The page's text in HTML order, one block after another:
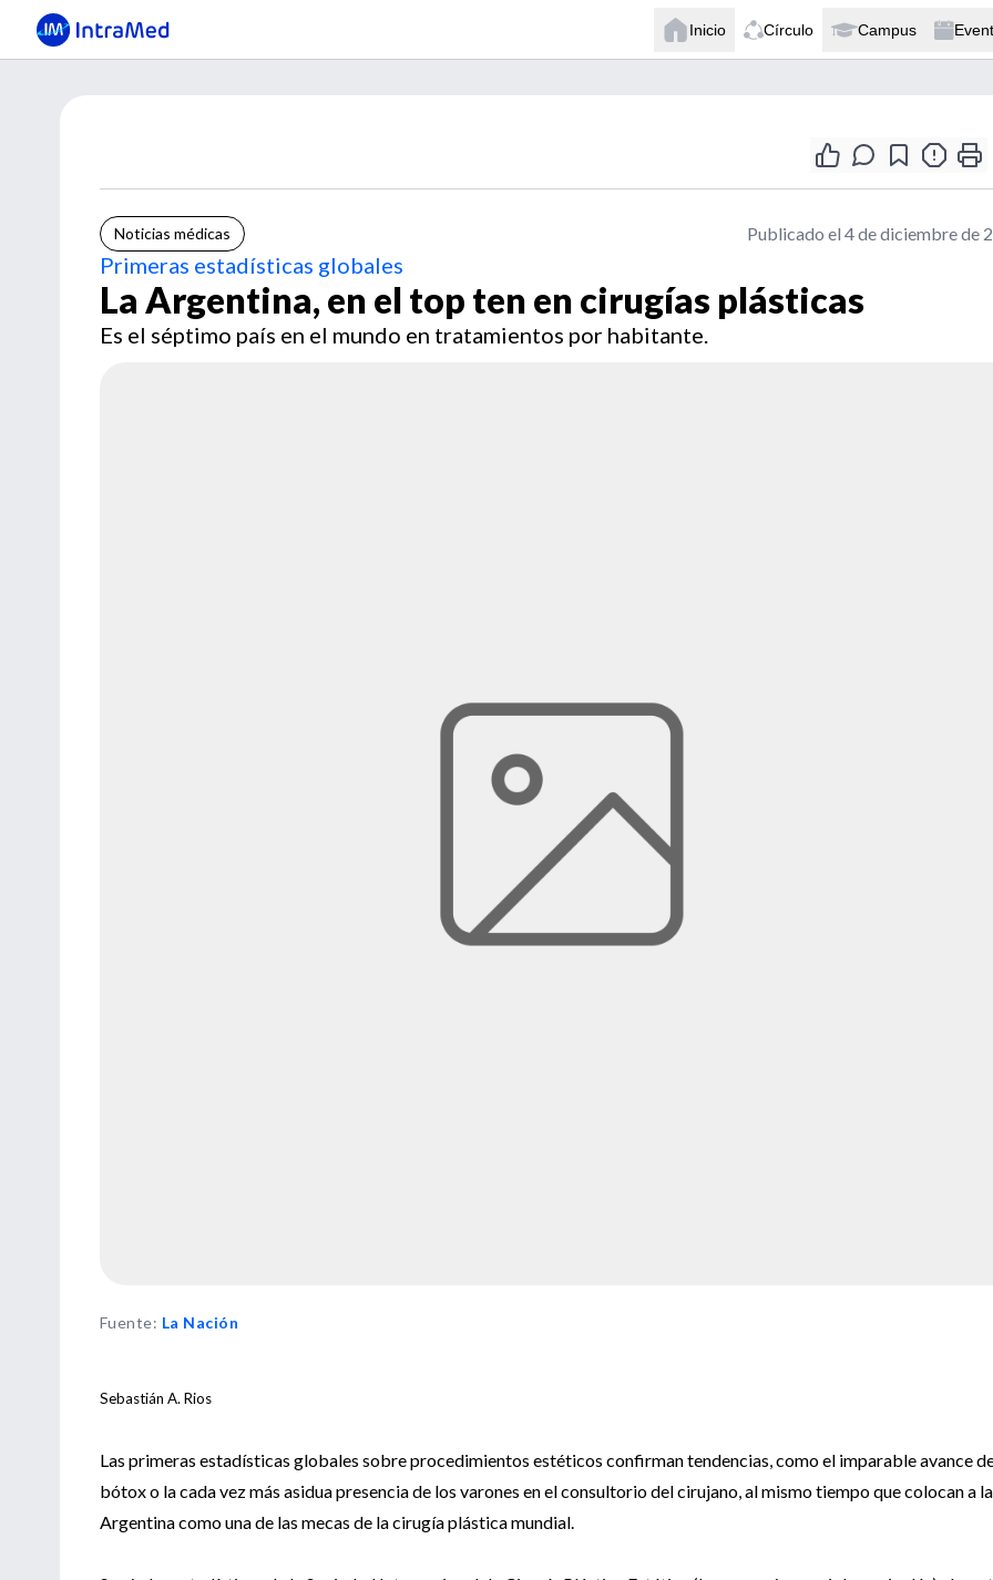
Inicio Círculo Campus
Noticias médicas Publicado el 4 de diciembre de
Primeras estadísticas globales
La Argentina, en el top ten en cirugías plásticas
Es el séptimo país en el mundo en tratamientos por habitante.
Fuente: La Nación
Sebastián A. Rios
Las primeras estadísticas globales sobre procedimientos estéticos confirman tendencias, como el imparable avance
bótox o la cada vez más asidua presencia de los varones en el consultorio del cirujano, al mismo tiempo que colocan a la
Argentina como una de las mecas de la cirugía plástica mundial.